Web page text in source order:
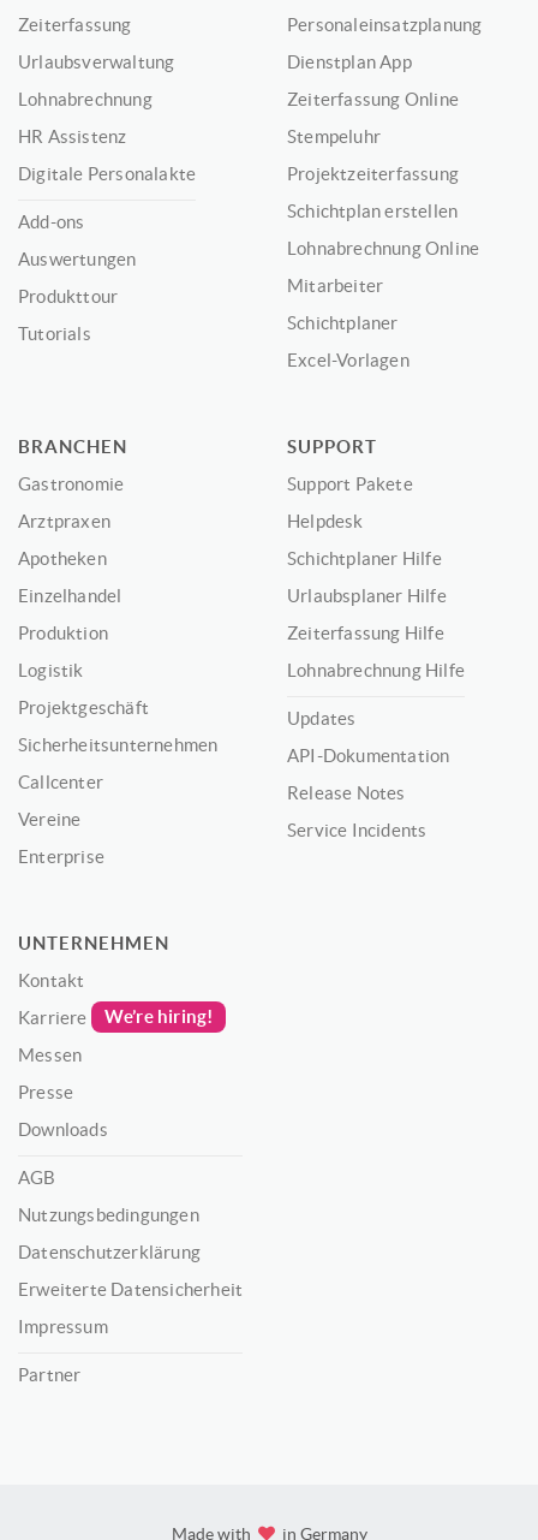
Zeiterfassung
Urlaubsverwaltung
Lohnabrechnung
HR Assistenz
Digitale Personalakte
Add-ons
Auswertungen
Produkttour
Tutorials
Personaleinsatzplanung
Dienstplan App
Zeiterfassung Online
Stempeluhr
Projektzeiterfassung
Schichtplan erstellen
Lohnabrechnung Online
Mitarbeiter
Schichtplaner
Excel-Vorlagen
BRANCHEN
Gastronomie
Arztpraxen
Apotheken
Einzelhandel
Produktion
Logistik
Projektgeschäft
Sicherheitsunternehmen
Callcenter
Vereine
Enterprise
SUPPORT
Support Pakete
Helpdesk
Schichtplaner Hilfe
Urlaubsplaner Hilfe
Zeiterfassung Hilfe
Lohnabrechnung Hilfe
Updates
API-Dokumentation
Release Notes
Service Incidents
UNTERNEHMEN
Kontakt
Karriere
We’re hiring!
Messen
Presse
Downloads
AGB
Nutzungsbedingungen
Datenschutzerklärung
Erweiterte Datensicherheit
Impressum
Partner
Made with in Germany